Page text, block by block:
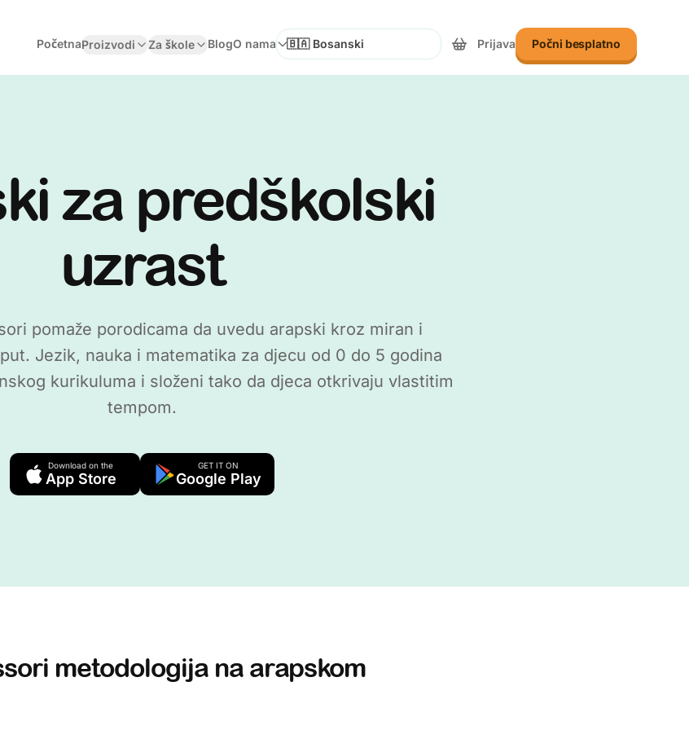
PočetnaProizvodi Za škole BlogO nama
Odaberite jezik
Prijava Počni besplatno
za predškolski
uzrast
pomaže porodicama da uvedu arapski kroz miran i
Jezik, nauka i matematika za djecu od 0 do 5 godina
kurikuluma i složeni tako da djeca otkrivaju vlastitim
tempom.
Download on the
App Store
GET IT ON
Google Play
metodologija na arapskom